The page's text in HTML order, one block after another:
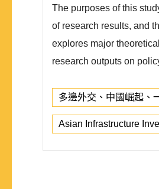
The purposes of this
of research results, and
explores major
research outputs on
多邊外交、中國崛起、
Asian Infrastructure